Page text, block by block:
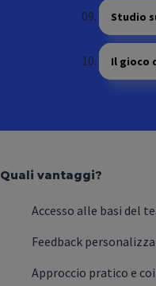
Studio
Il gioco
Quali vantaggi?
Accesso alle basi del
Feedback
Approccio pratico e